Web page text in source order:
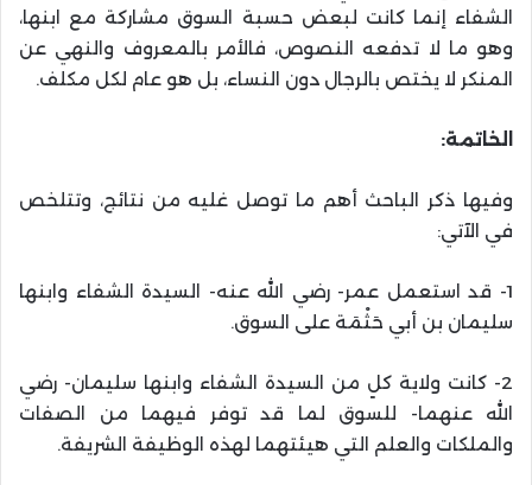
الشفاء إنما كانت لبعض حسبة السوق مشاركة مع ابنها،
وهو ما لا تدفعه النصوص، فالأمر بالمعروف والنهي عن
المنكر لا يختص بالرجال دون النساء، بل هو عام لكل مكلف.
الخاتمة:
وفيها ذكر الباحث أهم ما توصل غليه من نتائج، وتتلخص
في الآتي:
1- قد استعمل عمر- رضي الله عنه- السيدة الشفاء وابنها
سليمان بن أبي حَثْمَة على السوق.
2- كانت ولاية كلٍ من السيدة الشفاء وابنها سليمان- رضي
الله عنهما- للسوق لما قد توفر فيهما من الصفات
والملكات والعلم التي هيئتهما لهذه الوظيفة الشريفة.